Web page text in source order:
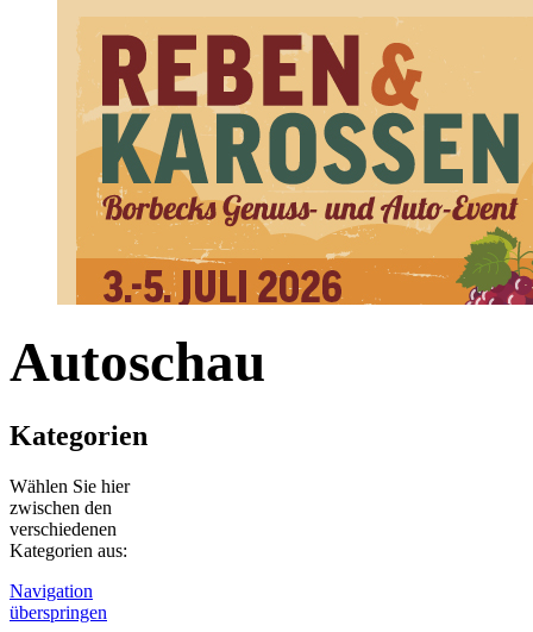
Autoschau
Kategorien
Wählen Sie hier
zwischen den
verschiedenen
Kategorien aus:
Navigation
überspringen